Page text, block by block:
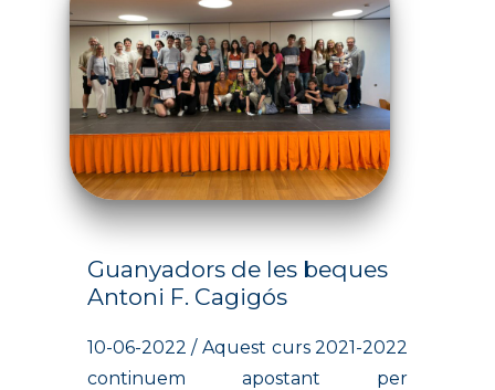
Guanyadors de les beques
Antoni F. Cagigós
10-06-2022 / Aquest curs 2021-2022
continuem apostant per